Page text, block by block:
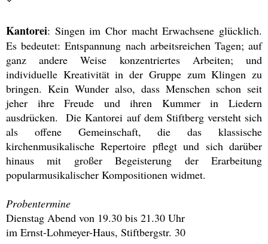
Kantorei: Singen im Chor macht Erwachsene glücklich.
Es bedeutet: Entspannung nach arbeitsreichen Tagen; auf
ganz andere Weise konzentriertes Arbeiten; und
individuelle Kreativität in der Gruppe zum Klingen zu
bringen. Kein Wunder also, dass Menschen schon seit
jeher ihre Freude und ihren Kummer in Liedern
ausdrücken. Die Kantorei auf dem Stiftberg versteht sich
als offene Gemeinschaft, die das klassische
kirchenmusikalische Repertoire pflegt und sich darüber
hinaus mit großer Begeisterung der Erarbeitung
popularmusikalischer Kompositionen widmet.
Probentermine
Dienstag Abend von 19.30 bis 21.30 Uhr
im Ernst-Lohmeyer-Haus, Stiftbergstr. 30